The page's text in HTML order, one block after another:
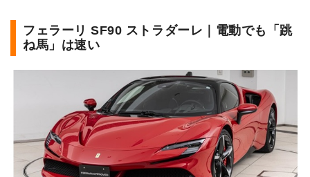
フェラーリ SF90 ストラダーレ｜電動でも「跳
ね馬」は速い